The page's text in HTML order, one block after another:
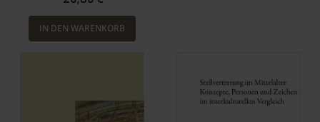
IN DEN WARENKORB